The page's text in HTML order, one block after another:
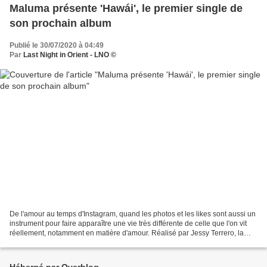
Maluma présente 'Hawái', le premier single de
son prochain album
Publié le 30/07/2020 à 04:49
Par Last Night in Orient - LNO ©
De l'amour au temps d'Instagram, quand les photos et les likes sont aussi un
instrument pour faire apparaître une vie très différente de celle que l'on vit
réellement, notamment en matière d'amour. Réalisé par Jessy Terrero, la